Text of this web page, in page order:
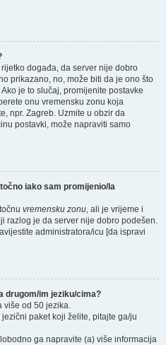
događa, da server nije dobro
prikazano, no, može biti da je ono što
Ako je to slučaj, promijenite postavke
onu vremensku zonu koja
npr. Zagreb. Uzmite u obzir da
postavki, može napraviti samo
iako sam promijenio/la
vremensku zonu, ali je vrijeme i
razlog je da server nije dobro podešen.
administratora/icu [da ispravi
drugom/im jeziku/cima?
više od 50 jezika.
jezični paket koji želite, pitajte ga/ju
ga napravite (a) više informacija